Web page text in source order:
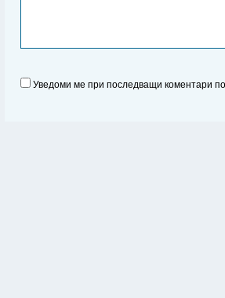
Уведоми ме при последващи коментари по